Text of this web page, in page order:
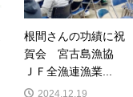
根間さんの功績に祝
賀会 宮古島漁協
ＪＦ全漁連漁業...
2024.12.19